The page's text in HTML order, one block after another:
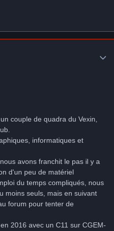
couple de quadra du Vexin,
informatiques et
avons franchit le pas il y a
d'un peu de matériel
du temps compliqués, nous
moins seuls, mais en suivant
forum pour tenter de
2016 avec un C11 sur CGEM-